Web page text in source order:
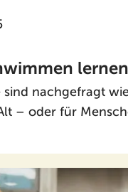
lernen
sind nachgefragt
– oder für